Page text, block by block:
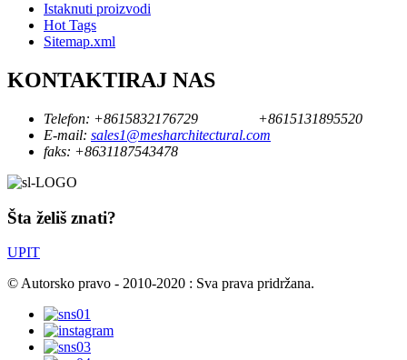
Istaknuti proizvodi
Hot Tags
Sitemap.xml
KONTAKTIRAJ NAS
Telefon: +8615832176729
+8615131895520
E-mail: sales1@mesharchitectural.com
faks: +8631187543478
Šta želiš znati?
UPIT
© Autorsko pravo - 2010-2020 : Sva prava pridržana.